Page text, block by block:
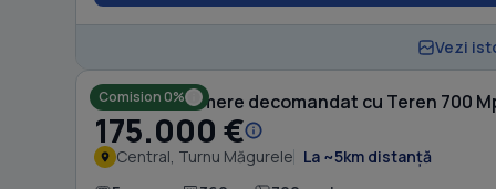
Vezi
Comision 0%
Casă cu 5 camere decomandat cu Teren 700
175.000 €
Central, Turnu Măgurele La ~5km distanță